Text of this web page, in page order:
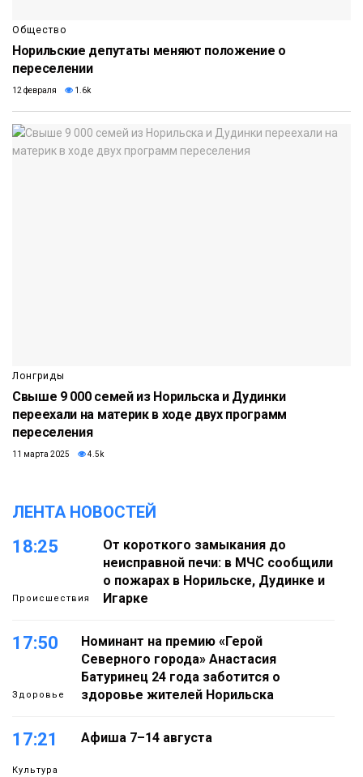
Общество
Норильские депутаты меняют положение о
переселении
12 февраля 1.6k
Лонгриды
Свыше 9 000 семей из Норильска и Дудинки
переехали на материк в ходе двух программ
переселения
11 марта 2025 4.5k
ЛЕНТА НОВОСТЕЙ
18:25
Происшествия
От короткого замыкания до
неисправной печи: в МЧС сообщили
о пожарах в Норильске, Дудинке и
Игарке
17:50
Здоровье
Номинант на премию «Герой
Северного города» Анастасия
Батуринец 24 года заботится о
здоровье жителей Норильска
17:21
Культура
Афиша 7–14 августа